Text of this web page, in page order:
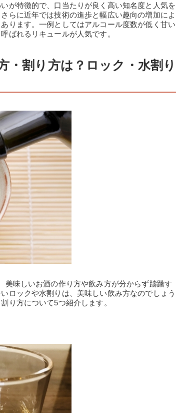
が特徴的で、口当たりが良く高い知名度と人気を
らに近年では技術の進歩と幅広い趣向の増加によ
ります。一例としてはアルコール度数が低く甘い
ばれるリキュールが人気です。
・割り方は？ロック・水割り
美味しいお酒の作り方や飲み方が分からず躊躇す
ロックや水割りは、美味しい飲み方なのでしょう
り方について5つ紹介します。